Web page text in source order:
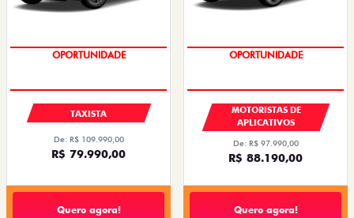
OPORTUNIDADE
TAXISTA
De: R$ 109.990,00
R$ 79.990,00
Quero agora!
OPORTUNIDADE
MOTORISTAS DE
APLICATIVOS
De: R$ 97.990,00
R$ 88.190,00
Quero agora!